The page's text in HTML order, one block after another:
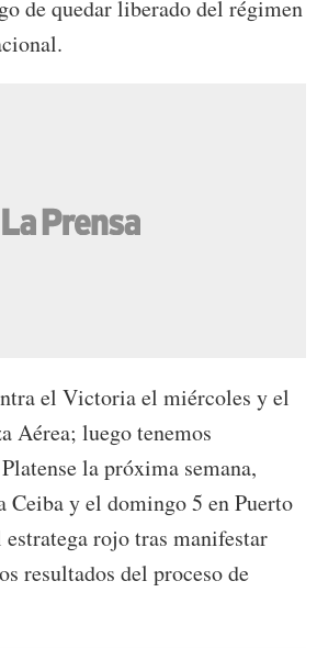
de quedar liberado del régimen
el Victoria el miércoles y el
Aérea; luego tenemos
la próxima semana,
Ceiba y el domingo 5 en Puerto
rojo tras manifestar
resultados del proceso de